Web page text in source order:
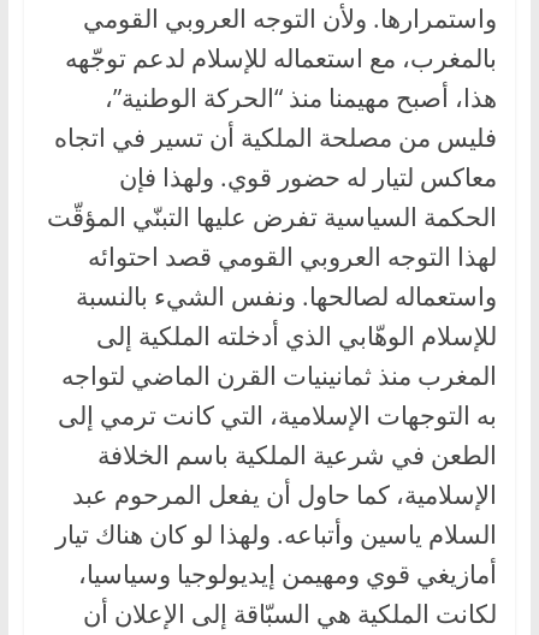
واستمرارها. ولأن التوجه العروبي القومي
بالمغرب، مع استعماله للإسلام لدعم توجّهه
هذا، أصبح مهيمنا منذ “الحركة الوطنية”،
فليس من مصلحة الملكية أن تسير في اتجاه
معاكس لتيار له حضور قوي. ولهذا فإن
الحكمة السياسية تفرض عليها التبنّي المؤقّت
لهذا التوجه العروبي القومي قصد احتوائه
واستعماله لصالحها. ونفس الشيء بالنسبة
للإسلام الوهّابي الذي أدخلته الملكية إلى
المغرب منذ ثمانينيات القرن الماضي لتواجه
به التوجهات الإسلامية، التي كانت ترمي إلى
الطعن في شرعية الملكية باسم الخلافة
الإسلامية، كما حاول أن يفعل المرحوم عبد
السلام ياسين وأتباعه. ولهذا لو كان هناك تيار
أمازيغي قوي ومهيمن إيديولوجيا وسياسيا،
لكانت الملكية هي السبّاقة إلى الإعلان أن